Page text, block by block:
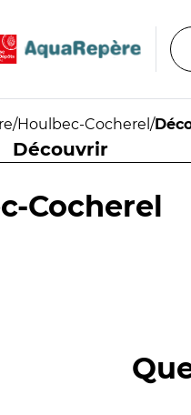
/Houlbec-Cocherel /
Découvrir
Cocherel